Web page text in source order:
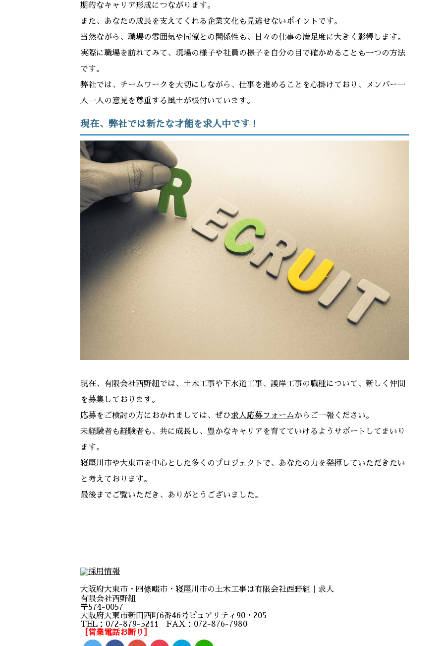
期的なキャリア形成につながります。
また、あなたの成長を支えてくれる企業文化も見逃せないポイントです。
当然ながら、職場の雰囲気や同僚との関係性も、日々の仕事の満足度に大きく影響します。
実際に職場を訪れてみて、現場の様子や社員の様子を自分の目で確かめることも一つの方法
です。
弊社では、チームワークを大切にしながら、仕事を進めることを心掛けており、メンバー一
人一人の意見を尊重する風土が根付いています。
現在、弊社では新たな才能を求人中です！
現在、有限会社西野組では、土木工事や下水道工事、護岸工事の職種について、新しく仲間
を募集しております。
応募をご検討の方におかれましては、ぜひ求人応募フォーム からご一報ください。
未経験者も経験者も、共に成長し、豊かなキャリアを育てていけるようサポートしてまいり
ます。
寝屋川市や大東市を中心とした多くのプロジェクトで、あなたの力を発揮していただきたい
と考えております。
最後までご覧いただき、ありがとうございました。
大阪府大東市・四條畷市・寝屋川市の土木工事は有限会社西野組｜求人
有限会社西野組
〒574-0057
大阪府大東市新田西町6番46号ピュアリティ90・205
TEL：072-879-5211 FAX：072-876-7980
［営業電話お断り］